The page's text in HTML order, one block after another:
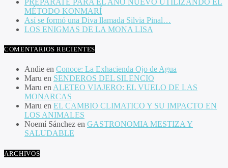
PREPARATE PARA EL AÑO NUEVO UTILIZANDO EL
MÉTODO KONMARÍ
Así se formó una Diva llamada Silvia Pinal…
LOS ENIGMAS DE LA MONA LISA
COMENTARIOS RECIENTES
Andie en Conoce: La Exhacienda Ojo de Agua
Maru en SENDEROS DEL SILENCIO
Maru enALETEO VIAJERO: EL VUELO DE LAS
MONARCAS
Maru en EL CAMBIO CLIMATICO Y SU IMPACTO EN
LOS ANIMALES
Noemí Sánchez en GASTRONOMIA MESTIZA Y
SALUDABLE
ARCHIVOS